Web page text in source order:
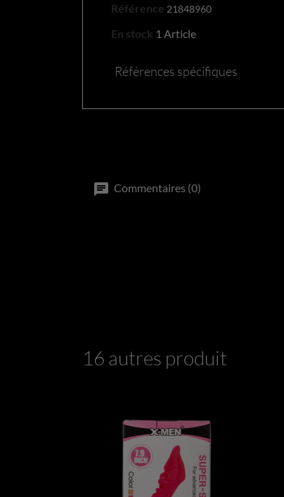
Référence 21848960
En stock 1 Article
Références spécifiques
Commentaires (0)
16 autres produits dans